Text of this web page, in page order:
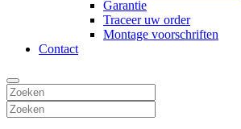
Garantie
Traceer uw order
Montage voorschriften
Contact